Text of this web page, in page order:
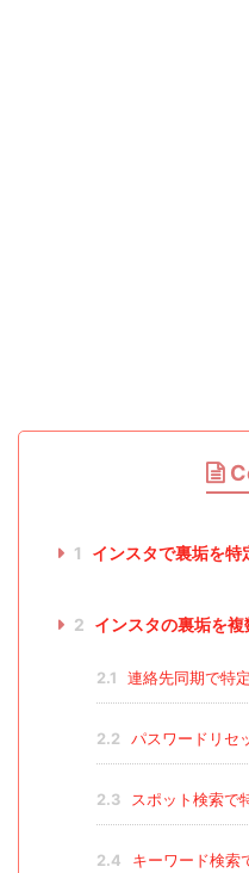
1 インスタで裏垢を特
2 インスタの裏垢を
2.1 連絡先同期で特
2.2 パスワードリセ
2.3 スポット検索で
2.4 キーワード検索